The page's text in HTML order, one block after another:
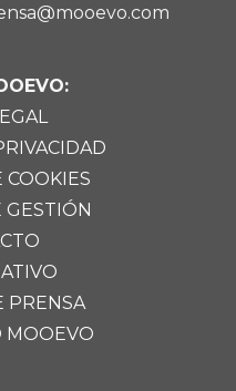
COOKIES
GESTIÓN
PRENSA
MOOEVO